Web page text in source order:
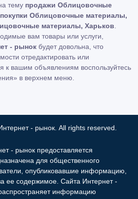
тему продажи Облицовочные
покупки Облицовочные материалы,
материалы, Харьков
вам товары или услуги,
- рынок будет довольна, что
отредактировать или
к вашим объявлениям воспользуйтесь
в верхнем меню.
- рынок. All rights reserved.
- рынок предоставляется
для общественного
опубликовавшие информацию,
ее содержимое. Сайта Интернет -
информацию